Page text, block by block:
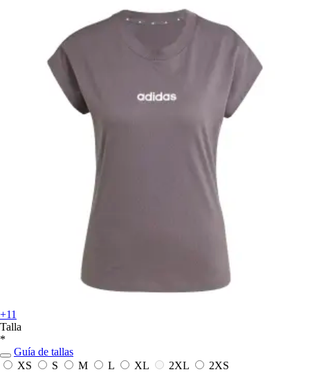
+11
Talla
*
Guía de tallas
XS
S M L XL 2XL
2XS